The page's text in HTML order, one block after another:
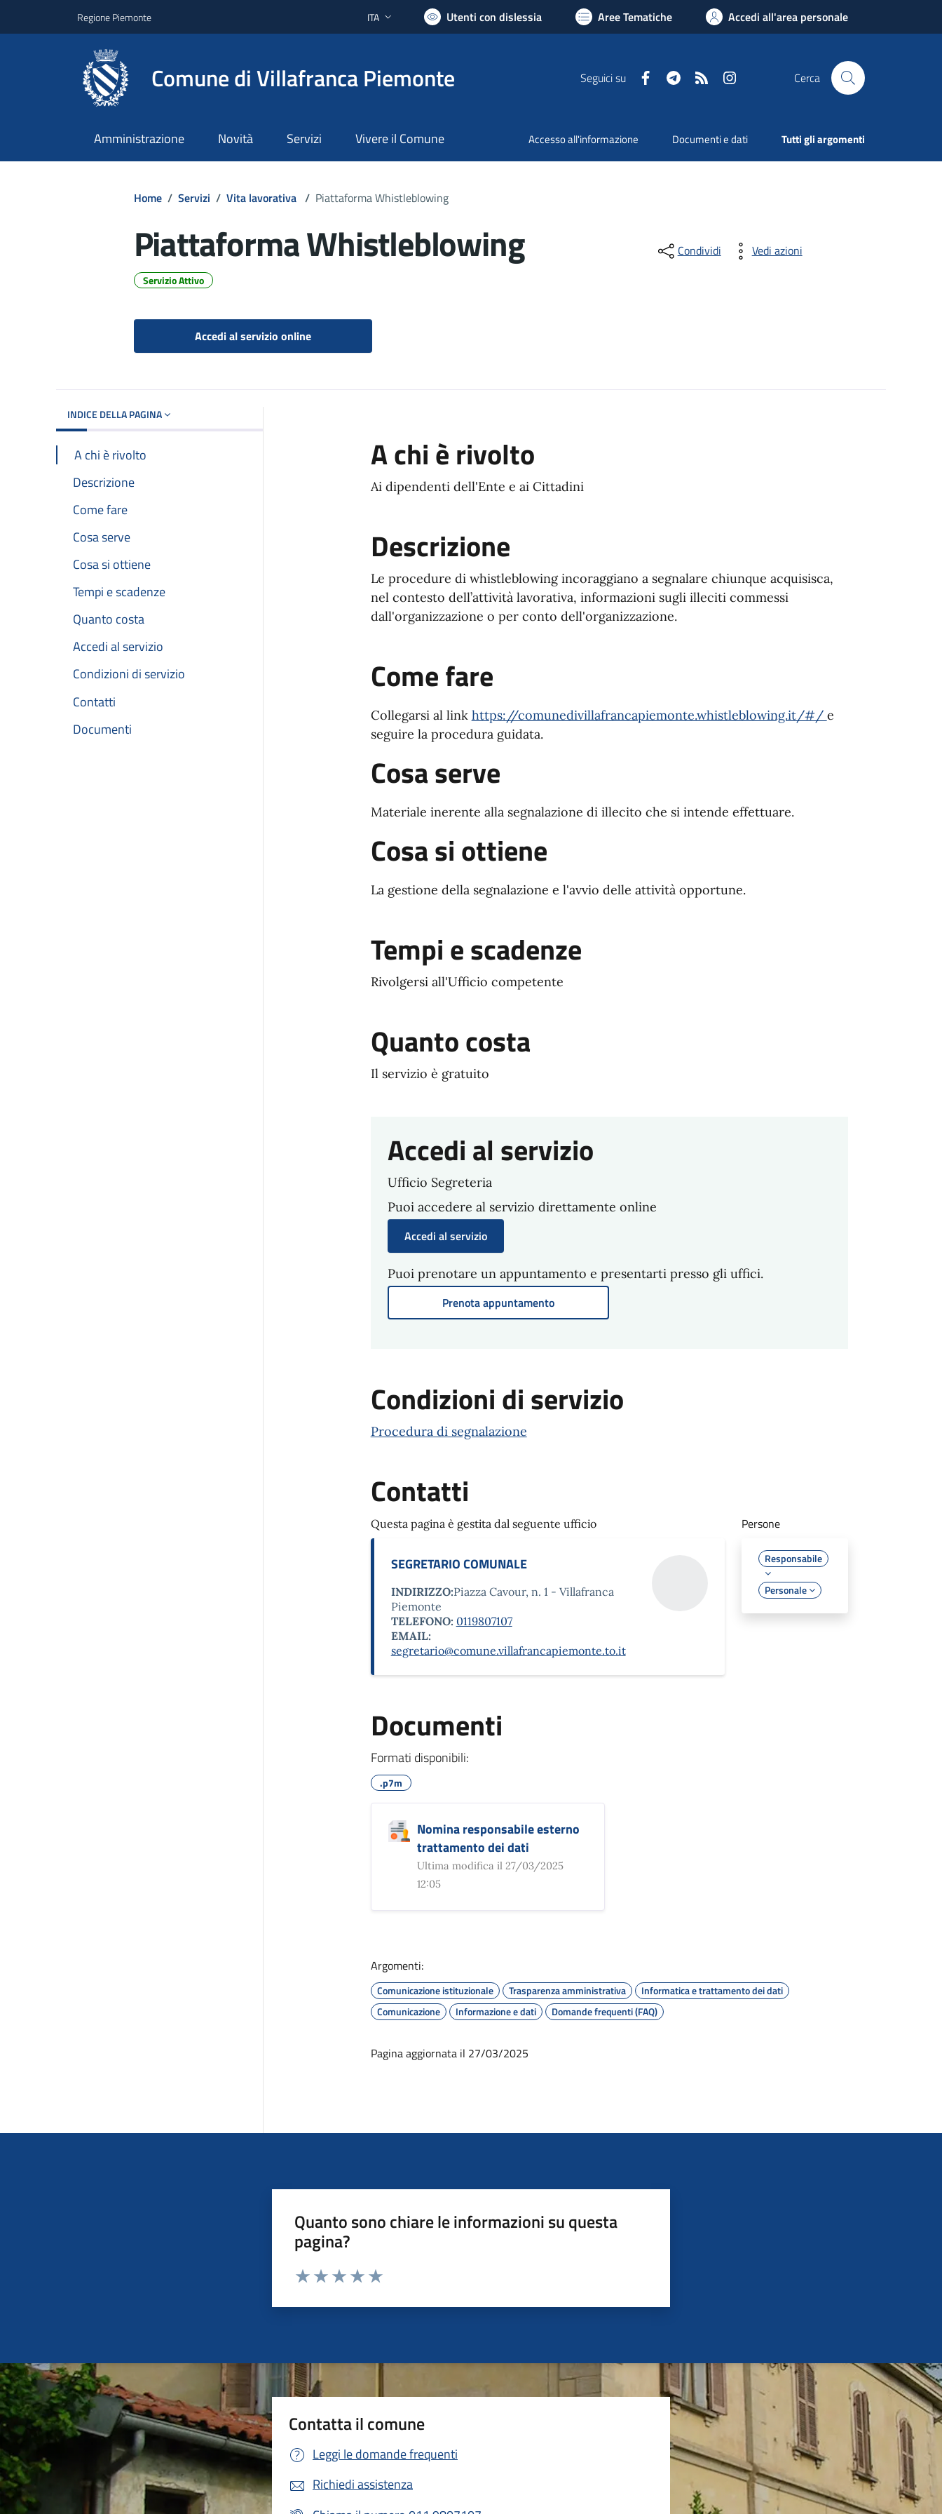
Regione Piemonte Lingua attiva:
ITA Utenti con dislessia Aree Tematiche Accedi all'area personale
Comune di Villafranca Piemonte Seguici su FacebookTelegramRSS Cerca
Amministrazione Novità Servizi Vivere il Comune Accesso all'informazione Documenti e dati Tutti gli argomenti
Home / Servizi / Vita lavorativa / Piattaforma Whistleblowing
Piattaforma Whistleblowing
Servizio Attivo
Accedi al servizio online
Condividi Vedi azioni
INDICE DELLA PAGINA
A chi è rivolto
Descrizione
Come fare
Cosa serve
Cosa si ottiene
Tempi e scadenze
Quanto costa
Accedi al servizio
Condizioni di servizio
Contatti
Documenti
A chi è rivolto
Ai dipendenti dell'Ente e ai Cittadini
Descrizione
Le procedure di whistleblowing incoraggiano a segnalare chiunque acquisisca,
nel contesto dell’attività lavorativa, informazioni sugli illeciti commessi
dall'organizzazione o per conto dell'organizzazione.
Come fare
Collegarsi al link https://comunedivillafrancapiemonte.whistleblowing.it/#/ e
seguire la procedura guidata.
Cosa serve
Materiale inerente alla segnalazione di illecito che si intende effettuare.
Cosa si ottiene
La gestione della segnalazione e l'avvio delle attività opportune.
Tempi e scadenze
Rivolgersi all'Ufficio competente
Quanto costa
Il servizio è gratuito
Accedi al servizio
Ufficio Segreteria
Puoi accedere al servizio direttamente online
Accedi al servizio
Puoi prenotare un appuntamento e presentarti presso gli uffici.
Prenota appuntamento
Condizioni di servizio
Procedura di segnalazione
Contatti
Questa pagina è gestita dal seguente ufficio
SEGRETARIO COMUNALE
INDIRIZZO:Piazza Cavour, n. 1 - Villafranca
Piemonte
TELEFONO: 0119807107
EMAIL:
segretario@comune.villafrancapiemonte.to.it
Persone
Responsabile
Personale
Documenti
Formati disponibili:
.p7m
Nomina responsabile esterno
trattamento dei dati
Ultima modifica il 27/03/2025
12:05
Argomenti:
Comunicazione istituzionale Trasparenza amministrativa
Informatica e trattamento dei dati
Comunicazione
Informazione e dati Domande frequenti (FAQ)
Pagina aggiornata il 27/03/2025
Quanto sono chiare le informazioni su questa
pagina?
Valuta da 1 a 5 stelle la pagina
Contatta il comune
Leggi le domande frequenti
Richiedi assistenza